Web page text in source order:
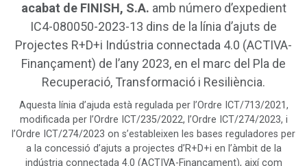
acabat de FINISH, S.A. amb número d’expedient
IC4-080050-2023-13 dins de la línia d’ajuts de
Projectes R+D+i Indústria connectada 4.0 (ACTIVA-
Finançament) de l’any 2023, en el marc del Pla de
Recuperació, Transformació i Resiliència.
Aquesta línia d’ajuda està regulada per l’Ordre ICT/713/2021,
modificada per l’Ordre ICT/235/2022, l’Ordre ICT/274/2023, i
l’Ordre ICT/274/2023 on s’estableixen les bases reguladores per
a la concessió d’ajuts a projectes d’R+D+i en l’àmbit de la
indústria connectada 4.0 (ACTIVA-Finançament), així com